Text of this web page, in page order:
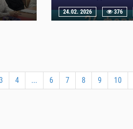
24.02. 2026 376
4 ... 6 7 8 9 10